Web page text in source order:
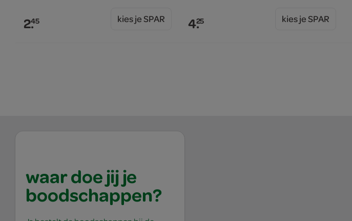
2.45 kies je SPAR 4.25 kies je SPAR
waar doe jij je
boodschappen?